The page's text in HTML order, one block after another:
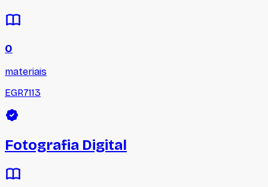
0
materiais
EGR7113
Fotografia Digital